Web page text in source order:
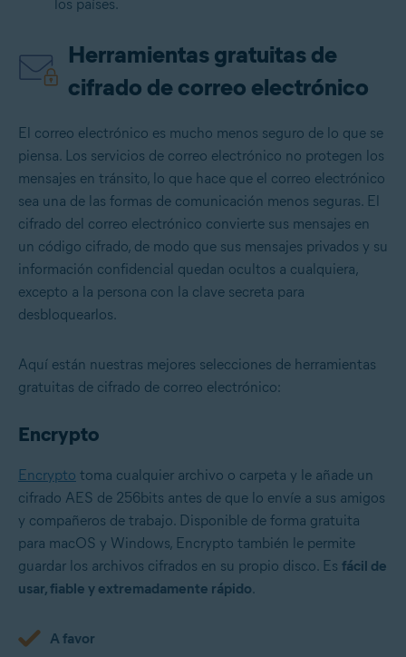
los países.
Herramientas gratuitas de
cifrado de correo electrónico
El correo electrónico es mucho menos seguro de lo que se
piensa. Los servicios de correo electrónico no protegen los
mensajes en tránsito, lo que hace que el correo electrónico
sea una de las formas de comunicación menos seguras. El
cifrado del correo electrónico convierte sus mensajes en
un código cifrado, de modo que sus mensajes privados y su
información confidencial quedan ocultos a cualquiera,
excepto a la persona con la clave secreta para
desbloquearlos.
Aquí están nuestras mejores selecciones de herramientas
gratuitas de cifrado de correo electrónico:
Encrypto
Encrypto toma cualquier archivo o carpeta y le añade un
cifrado AES de 256bits antes de que lo envíe a sus amigos
y compañeros de trabajo. Disponible de forma gratuita
para macOS y Windows, Encrypto también le permite
guardar los archivos cifrados en su propio disco. Es fácil de
usar, fiable y extremadamente rápido.
A favor